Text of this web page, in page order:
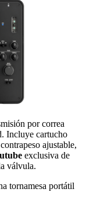
por correa
Incluye cartucho
ajustable,
exclusiva de
válvula.
tornamesa portátil